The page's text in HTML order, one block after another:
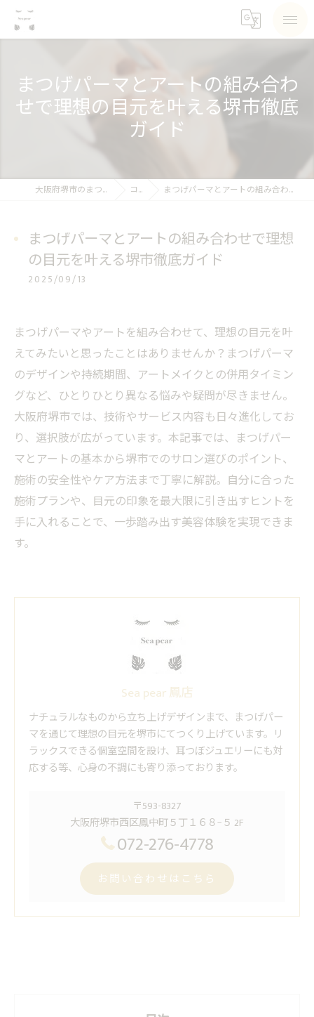
まつげパーマとアートの組み合わ
せで理想の目元を叶える堺市徹底
ガイド
大阪府堺市のまつげパーマならSea pear コラム まつげパーマとアートの組み合わせで理想の目元を叶える堺市徹底ガイド
まつげパーマとアートの組み合わせで理想
の目元を叶える堺市徹底ガイド
2025/09/13
まつげパーマやアートを組み合わせて、理想の目元を叶
えてみたいと思ったことはありませんか？まつげパーマ
のデザインや持続期間、アートメイクとの併用タイミン
グなど、ひとりひとり異なる悩みや疑問が尽きません。
大阪府堺市では、技術やサービス内容も日々進化してお
り、選択肢が広がっています。本記事では、まつげパー
マとアートの基本から堺市でのサロン選びのポイント、
施術の安全性やケア方法まで丁寧に解説。自分に合った
施術プランや、目元の印象を最大限に引き出すヒントを
手に入れることで、一歩踏み出す美容体験を実現できま
す。
Sea pear 鳳店
ナチュラルなものから立ち上げデザインまで、まつげパー
マを通じて理想の目元を堺市にてつくり上げています。リ
ラックスできる個室空間を設け、耳つぼジュエリーにも対
応する等、心身の不調にも寄り添っております。
〒593-8327
大阪府堺市西区鳳中町５丁１６８−５ 2F
072-276-4778
お問い合わせはこちら